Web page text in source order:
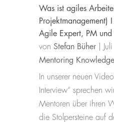
Was ist agiles
Projektmanagement) I
Agile Expert, PM und
vonStefan Büher
Mentoring Knowledge
In unserer neuen
Interview“ sprechen
Mentoren über ihren
die Stolpersteine auf